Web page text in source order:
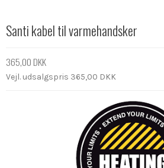
Santi kabel til varmehandsker
365,00 DKK
Vejl. udsalgspris 365,00 DKK